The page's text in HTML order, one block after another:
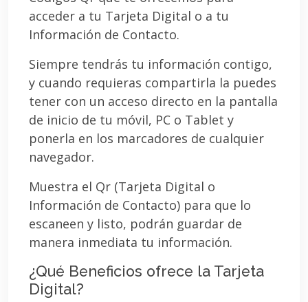
acceder a tu Tarjeta Digital o a tu
Información de Contacto.
Siempre tendrás tu información contigo,
y cuando requieras compartirla la puedes
tener con un acceso directo en la pantalla
de inicio de tu móvil, PC o Tablet y
ponerla en los marcadores de cualquier
navegador.
Muestra el Qr (Tarjeta Digital o
Información de Contacto) para que lo
escaneen y listo, podrán guardar de
manera inmediata tu información.
¿Qué Beneficios ofrece la Tarjeta
Digital?